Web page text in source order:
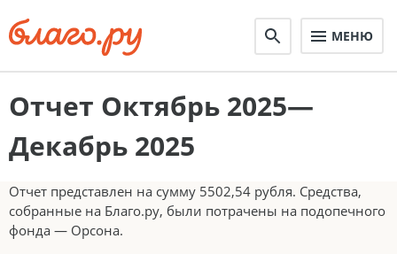
МЕНЮ
Отчет Октябрь 2025—
Декабрь 2025
Отчет представлен на сумму 5502,54 рубля. Средства,
собранные на Благо.ру, были потрачены на подопечного
фонда — Орсона.